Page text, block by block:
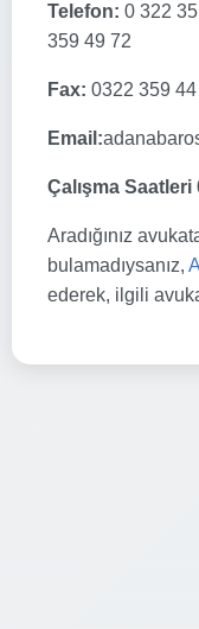
Telefon: 0 322
359 49 72
Fax: 0322 359
Email:
Çalışma Saatleri
Aradığınız
bulamadıysanız,
ederek, ilgili